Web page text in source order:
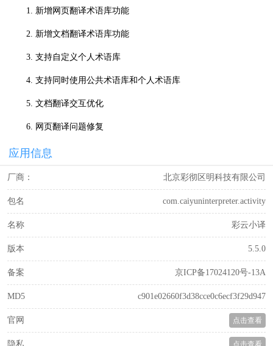
1. 新增网页翻译术语库功能
2. 新增文档翻译术语库功能
3. 支持自定义个人术语库
4. 支持同时使用公共术语库和个人术语库
5. 文档翻译交互优化
6. 网页翻译问题修复
应用信息
厂商： 北京彩彻区明科技有限公司
包名 com.caiyuninterpreter.activity
名称 彩云小译
版本 5.5.0
备案 京ICP备17024120号-13A
MD5 c901e02660f3d38cce0c6ecf3f29d947
官网 点击查看
隐私 点击查看